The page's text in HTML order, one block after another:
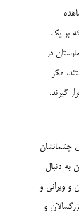
بر یک
در
مگر
گیرند.
چشمانشان
به دنبال
و ویرانی و
و